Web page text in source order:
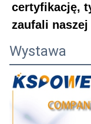
certyfikację,
zaufali
Wystawa